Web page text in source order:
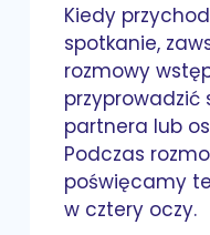
Kiedy
spotkanie,
rozmowy
przyprowadzić
partnera lub
Podczas
poświęcamy
w cztery oczy.